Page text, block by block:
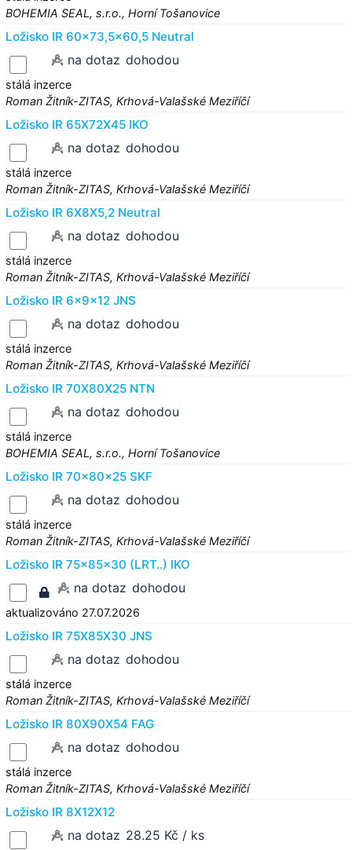
BOHEMIA SEAL, s.r.o., Horní Tošanovice
Ložisko IR 60x73,5x60,5 Neutral
na dotaz dohodou
stálá inzerce
Roman Žitník-ZITAS, Krhová-Valašské Meziříčí
Ložisko IR 65X72X45 IKO
na dotaz dohodou
stálá inzerce
Roman Žitník-ZITAS, Krhová-Valašské Meziříčí
Ložisko IR 6X8X5,2 Neutral
na dotaz dohodou
stálá inzerce
Roman Žitník-ZITAS, Krhová-Valašské Meziříčí
Ložisko IR 6x9x12 JNS
na dotaz dohodou
stálá inzerce
Roman Žitník-ZITAS, Krhová-Valašské Meziříčí
Ložisko IR 70X80X25 NTN
na dotaz dohodou
stálá inzerce
BOHEMIA SEAL, s.r.o., Horní Tošanovice
Ložisko IR 70x80x25 SKF
na dotaz dohodou
stálá inzerce
Roman Žitník-ZITAS, Krhová-Valašské Meziříčí
Ložisko IR 75x85x30 (LRT..) IKO
na dotaz dohodou
aktualizováno 27.07.2026
Ložisko IR 75X85X30 JNS
na dotaz dohodou
stálá inzerce
Roman Žitník-ZITAS, Krhová-Valašské Meziříčí
Ložisko IR 80X90X54 FAG
na dotaz dohodou
stálá inzerce
Roman Žitník-ZITAS, Krhová-Valašské Meziříčí
Ložisko IR 8X12X12
na dotaz 28.25 Kč / ks